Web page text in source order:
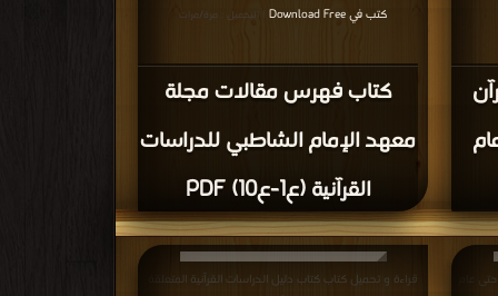
كتاب فهرس مقالات مجلة
معهد الإمام الشاطبي للدراسات
القرآنية (ع1-ع10) PDF
كتب في Download Free
| التحميل : مرة/مرات
قراءة و تحميل كتاب كتاب دليل الدراسات القرآنية المتعلقة
عام